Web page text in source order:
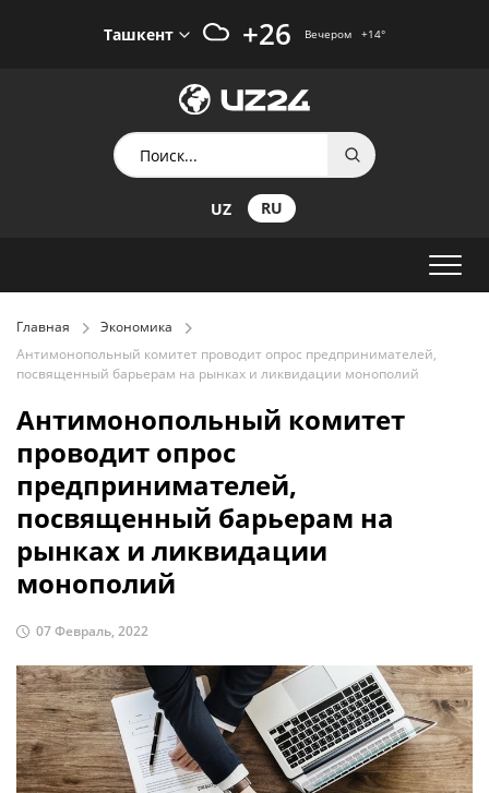
Ташкент +26 Вечером +14°
UZ RU
Главная
Экономика
Антимонопольный комитет проводит опрос предпринимателей,
посвященный барьерам на рынках и ликвидации монополий
Антимонопольный комитет
проводит опрос
предпринимателей,
посвященный барьерам на
рынках и ликвидации
монополий
07 Февраль, 2022